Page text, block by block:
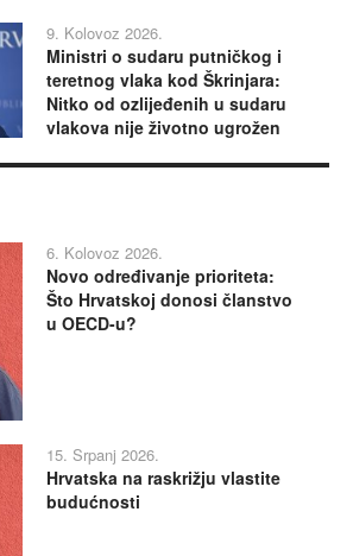
9. Kolovoz 2026.
Ministri o sudaru putničkog i
teretnog vlaka kod Škrinjara:
Nitko od ozlijeđenih u sudaru
vlakova nije životno ugrožen
6. Kolovoz 2026.
Novo određivanje prioriteta:
Što Hrvatskoj donosi članstvo
u OECD-u?
15. Srpanj 2026.
Hrvatska na raskrižju vlastite
budućnosti